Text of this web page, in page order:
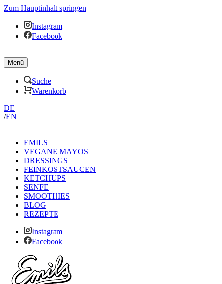
Zum Hauptinhalt springen
Instagram
Facebook
Menü
Suche
Warenkorb
DE
/EN
EMILS
VEGANE MAYOS
DRESSINGS
FEINKOSTSAUCEN
KETCHUPS
SENFE
SMOOTHIES
BLOG
REZEPTE
Instagram
Facebook